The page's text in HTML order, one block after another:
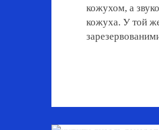
кожухом, а
кожуха. У той